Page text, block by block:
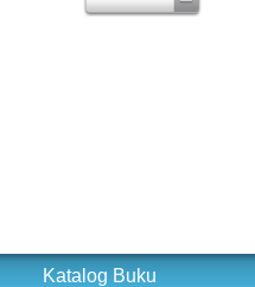
Katalog Buku